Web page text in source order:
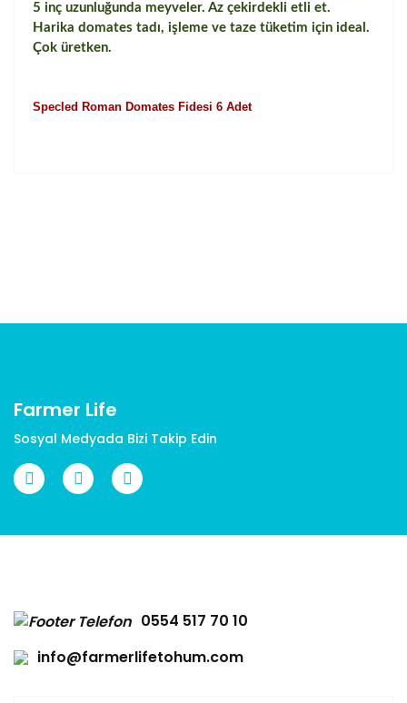
5 inç uzunluğunda meyveler. Az çekirdekli etli et.
Harika domates tadı, işleme ve taze tüketim için ideal.
Çok üretken.
Specled Roman Domates Fidesi 6 Adet
Farmer Life
Sosyal Medyada Bizi Takip Edin
0554 517 70 10
info@farmerlifetohum.com